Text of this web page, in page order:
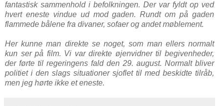
fantastisk sammenhold i befolkningen. Der var fyldt op ved
hvert eneste vindue ud mod gaden. Rundt om på gaden
flammede bålene fra divaner, sofaer og andet møblement.
Her kunne man direkte se noget, som man ellers normalt
kun ser på film. Vi var direkte øjenvidner til begivenheder,
der førte til regeringens fald den 29. august. Normalt bliver
politiet i den slags situationer sjoflet til med beskidte tilråb,
men jeg hørte ikke et eneste.